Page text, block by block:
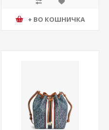
+ ВО КОШНИЧКА